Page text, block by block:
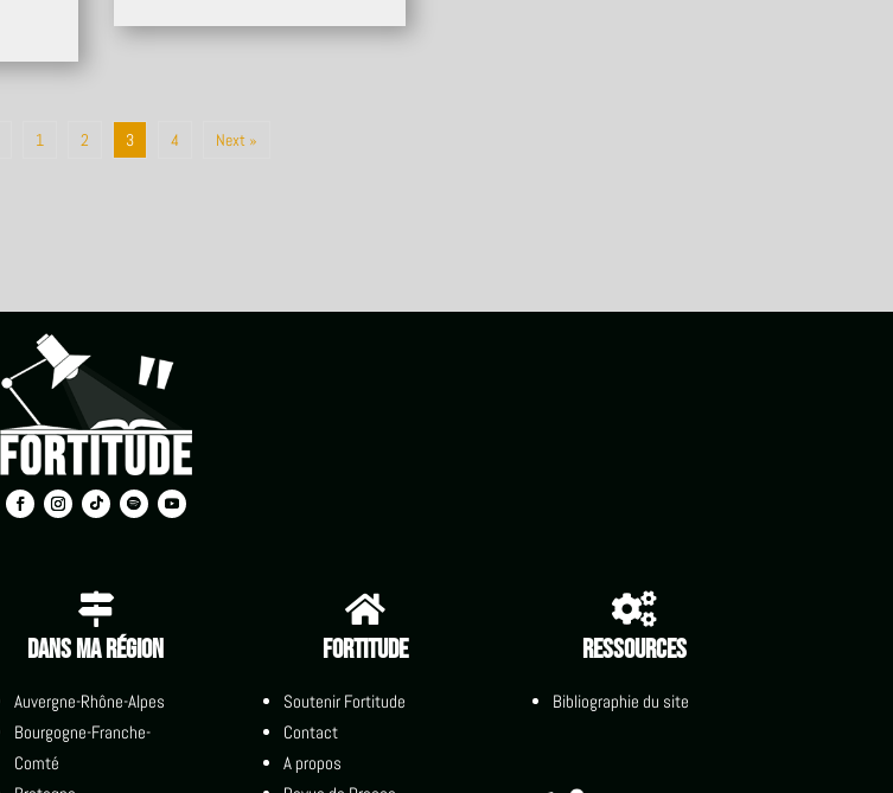
1 2 3 4 Next »

Dans ma région
Auvergne-Rhône-Alpes
Bourgogne-Franche-
Comté

Fortitude
Soutenir Fortitude
Contact
A propos

Ressources
Bibliographie du site